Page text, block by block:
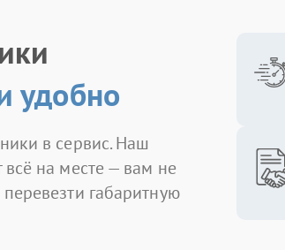
удобно
в сервис. Наш
на месте — вам не
габаритную